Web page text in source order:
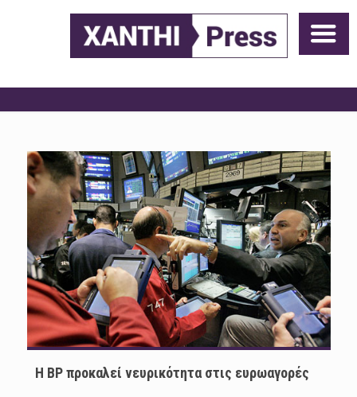
Η BP προκαλεί νευρικότητα στις ευρωαγορές